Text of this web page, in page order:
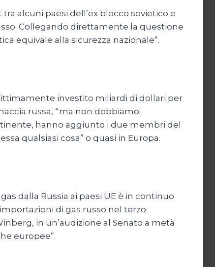
alcuni paesi dell’ex blocco sovietico e
Collegando direttamente la questione
equivale alla sicurezza nazionale”.
investito miliardi di dollari per
russa, “ma non dobbiamo
hanno aggiunto i due membri del
qualsiasi cosa” o quasi in Europa.
dalla Russia ai paesi UE è in continuo
di gas russo nel terzo
in un’audizione al Senato a metà
europee”.